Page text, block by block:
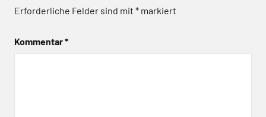
Erforderliche Felder sind mit * markiert
Kommentar*